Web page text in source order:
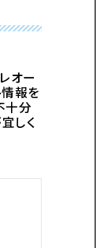
オー
情報を
十分
しく